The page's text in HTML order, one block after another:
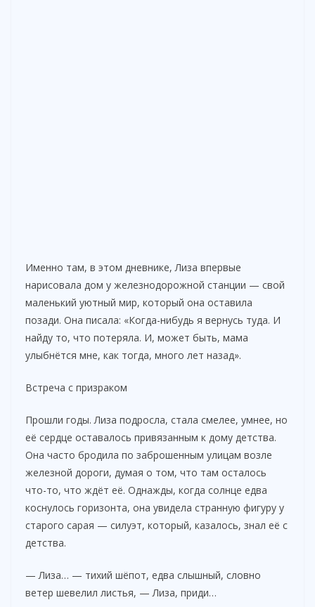
Именно там, в этом дневнике, Лиза впервые
нарисовала дом у железнодорожной станции — свой
маленький уютный мир, который она оставила
позади. Она писала: «Когда-нибудь я вернусь туда. И
найду то, что потеряла. И, может быть, мама
улыбнётся мне, как тогда, много лет назад».
Встреча с призраком
Прошли годы. Лиза подросла, стала смелее, умнее, но
её сердце оставалось привязанным к дому детства.
Она часто бродила по заброшенным улицам возле
железной дороги, думая о том, что там осталось
что-то, что ждёт её. Однажды, когда солнце едва
коснулось горизонта, она увидела странную фигуру у
старого сарая — силуэт, который, казалось, знал её с
детства.
— Лиза… — тихий шёпот, едва слышный, словно
ветер шевелил листья, — Лиза, приди…